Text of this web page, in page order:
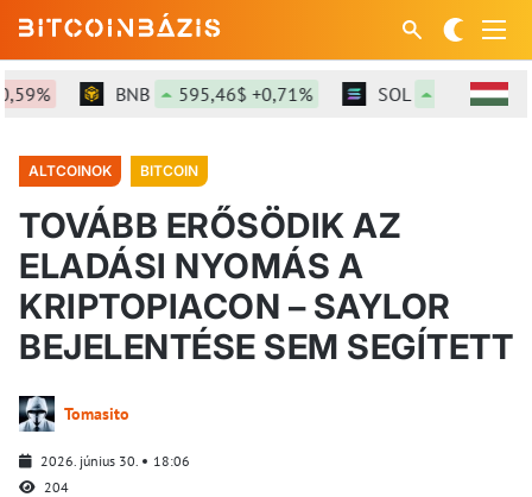
BNB 595,46$ +0,71% SOL 75,33$ +1,92%
ALTCOINOK BITCOIN
TOVÁBB ERŐSÖDIK AZ
ELADÁSI NYOMÁS A
KRIPTOPIACON – SAYLOR
BEJELENTÉSE SEM SEGÍTETT
Tomasito
2026. június 30.
18:06
204